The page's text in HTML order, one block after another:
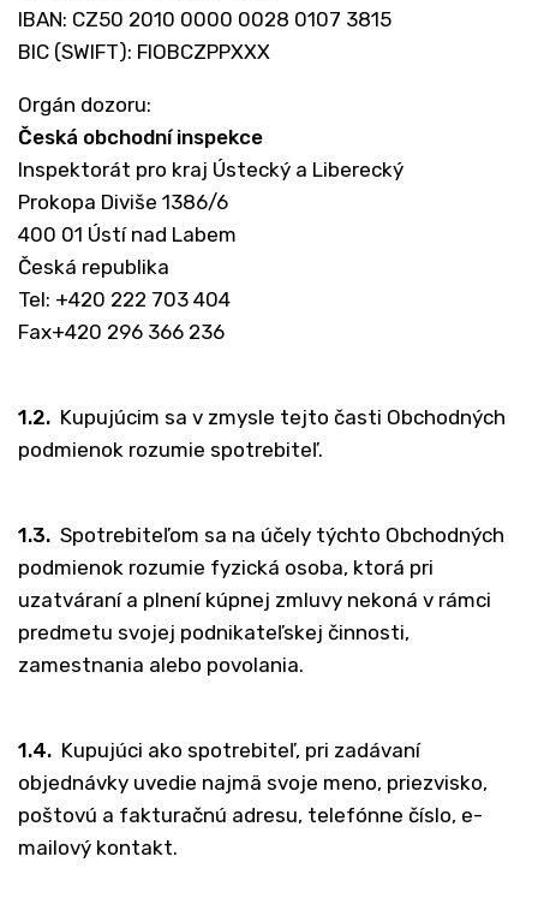
IBAN: CZ50 2010 0000 0028 0107 3815
BIC (SWIFT): FIOBCZPPXXX
Orgán dozoru:
Česká obchodní inspekce
Inspektorát pro kraj Ústecký a Liberecký
Prokopa Diviše 1386/6
400 01 Ústí nad Labem
Česká republika
Tel: +420 222 703 404
Fax+420 296 366 236
1.2. Kupujúcim sa v zmysle tejto časti Obchodných
podmienok rozumie spotrebiteľ.
1.3. Spotrebiteľom sa na účely týchto Obchodných
podmienok rozumie fyzická osoba, ktorá pri
uzatváraní a plnení kúpnej zmluvy nekoná v rámci
predmetu svojej podnikateľskej činnosti,
zamestnania alebo povolania.
1.4. Kupujúci ako spotrebiteľ, pri zadávaní
objednávky uvedie najmä svoje meno, priezvisko,
poštovú a fakturačnú adresu, telefónne číslo, e-
mailový kontakt.